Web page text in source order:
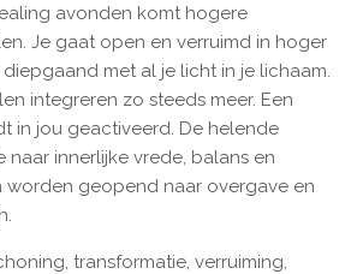
avonden komt hogere
Je gaat open en verruimd in hoger
met al je licht in je lichaam.
integreren zo steeds meer. Een
in jou geactiveerd. De helende
naar innerlijke vrede, balans en
worden geopend naar overgave en
transformatie, verruiming,